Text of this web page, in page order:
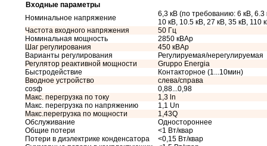
Входные параметры
Номинальное напряжение
6,3 кВ (по требованию: 6 кВ, 6.3
10 кВ, 10.5 кВ, 27 кВ, 35 кВ, 110
Частота входного напряжения
50 Гц
Номинальная мощность
2850 кВАр
Шаг регулирования
450 кВАр
Варианты регулирования
Регулируемая/нерегулируемая
Регулятор реактивной мощности
Gruppo Energia
Быстродействие
Контакторное (1...10мин)
Вводное устройство
слева/справа
cosф
0,88...0,98
Макс. перегрузка по току
1,3 ln
Макс. перегрузка по напряжению
1,1 Un
Макс.перегрузка по мощности
1,43Q
Обслуживание
Одностороннее
Общие потери
<1 Вт/квар
Потери в диэлектрике конденсатора
<0,15 Вт/квар